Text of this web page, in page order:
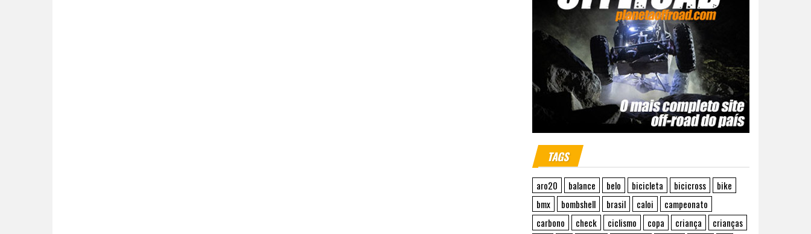
TAGS
aro20 balance belo bicicleta bicicross
bike
bmx
bombshell brasil caloi
campeonato
carbono
check ciclismo copa criança
crianças